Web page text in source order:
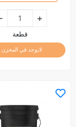
قطعة
لايوجد في المخزن